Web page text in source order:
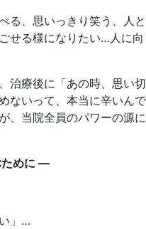
る、思いっきり笑う、人と
せる様になりたい…人に向
治療後に「あの時、思い切
ないって、本当に辛いんで
、当院全員のパワーの源に
ために ―
」…